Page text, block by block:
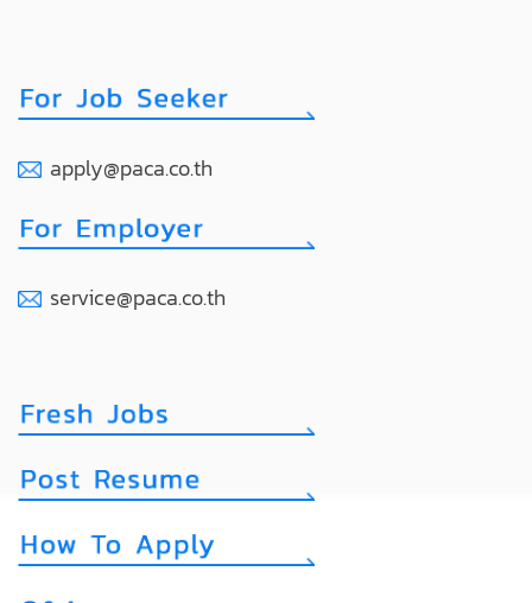
apply@paca.co.th
service@paca.co.th